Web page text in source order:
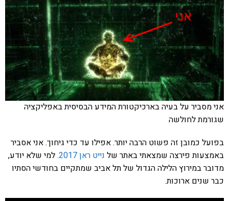
אני מסביר על בעיה בארכיקטורת המידע הבסיסית באפליקציה
שגורמת לחולשה
בפועל כמובן זה פשוט הרבה יותר. אפילו עד כדי גיחוך. אני אסביר
באמצעות פירצה שמצאתי באתר של נייט ראן 2017.
למי שלא יודע,
מדובר במירוץ הלילה הגדול של תל אביב שמתקיים בחודשי הסתיו
כבר שנים ארוכות.